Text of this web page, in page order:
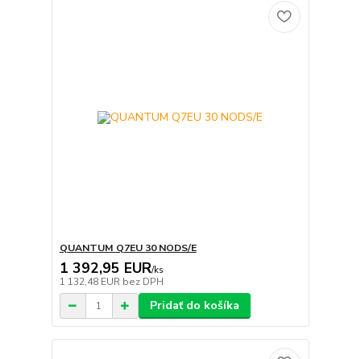
QUANTUM Q7EU 30 NODS/E
1 392,95 EUR/ks
1 132,48 EUR bez DPH
Pridať do košíka